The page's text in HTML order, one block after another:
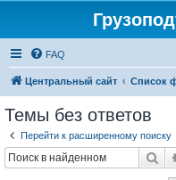
FAQ
Центральный сайт Список
Темы без ответов
Перейти к расширенному поиску